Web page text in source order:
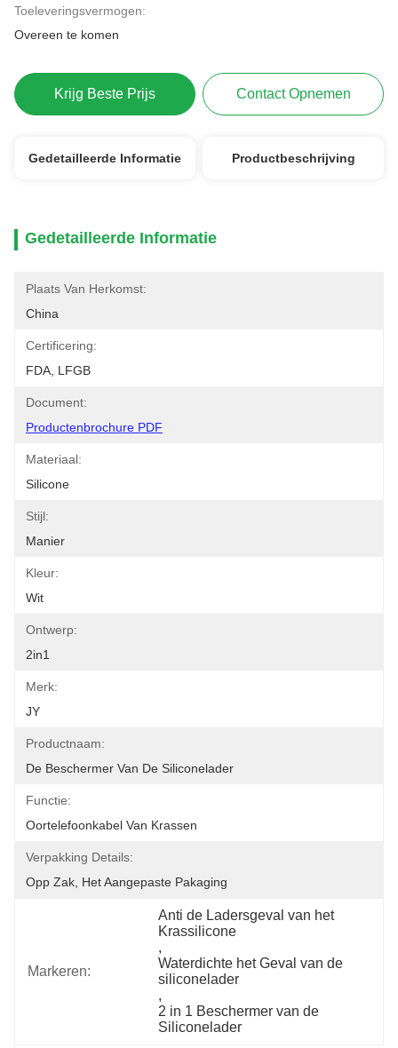
Toeleveringsvermogen:
Overeen te komen
Krijg Beste Prijs Contact Opnemen
Gedetailleerde Informatie Productbeschrijving
Gedetailleerde Informatie
Plaats Van Herkomst:
China
Certificering:
FDA, LFGB
Document:
Productenbrochure PDF
Materiaal:
Silicone
Stijl:
Manier
Kleur:
Wit
Ontwerp:
2in1
Merk:
JY
Productnaam:
De Beschermer Van De Siliconelader
Functie:
Oortelefoonkabel Van Krassen
Verpakking Details:
Opp Zak, Het Aangepaste Pakaging
Markeren:
Anti de Ladersgeval van het
Krassilicone
,
Waterdichte het Geval van de
siliconelader
,
2 in 1 Beschermer van de
Siliconelader